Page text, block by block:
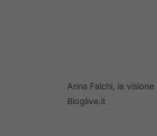
Anna Falchi, la
Bloglive.it